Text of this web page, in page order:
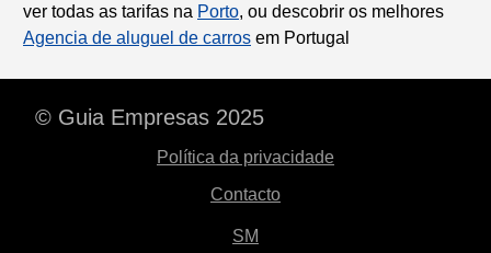
ver todas as tarifas na Porto, ou descobrir os melhores
Agencia de aluguel de carros em Portugal
© Guia Empresas 2025
Política da privacidade
Contacto
SM